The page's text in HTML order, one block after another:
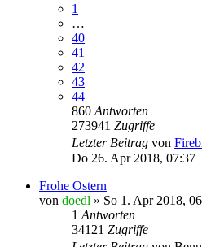
1
…
40
41
42
43
44
860 Antworten
273941 Zugriffe
Letzter Beitrag von
Do 26. Apr 2018, 07:37
Frohe Ostern
von doedl » So 1. Apr 2018,
1 Antworten
34121 Zugriffe